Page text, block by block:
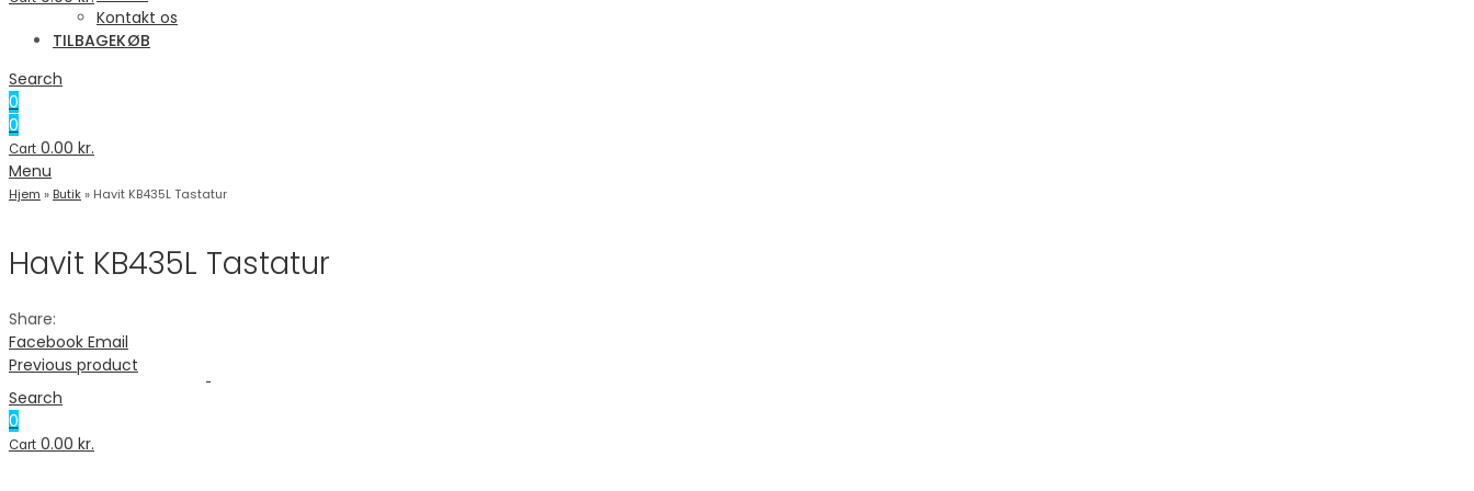
Kontakt os
TILBAGEKØB
Search
0
0
Cart 0.00 kr.
Menu
Search
0
Cart 0.00 kr.
Hjem » Butik» Havit KB435L Tastatur
Havit KB435L Tastatur
Share:
Facebook Email
Previous product